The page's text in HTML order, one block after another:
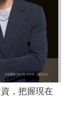
，把握現在